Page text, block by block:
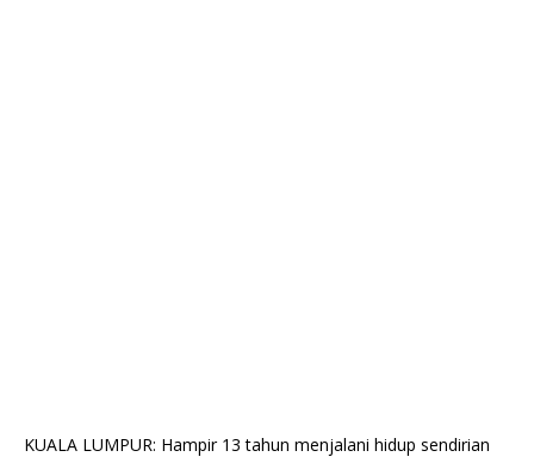
KUALA LUMPUR: Hampir 13 tahun menjalani hidup sendirian